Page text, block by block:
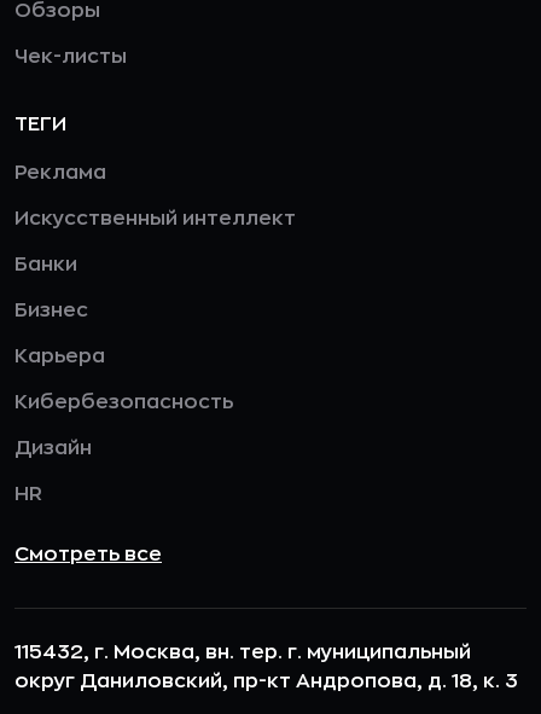
Обзоры
Чек-листы
ТЕГИ
Реклама
Искусственный интеллект
Банки
Бизнес
Карьера
Кибербезопасность
Дизайн
HR
Смотреть все
115432, г. Москва, вн. тер. г. муниципальный
округ Даниловский, пр-кт Андропова, д. 18, к. 3